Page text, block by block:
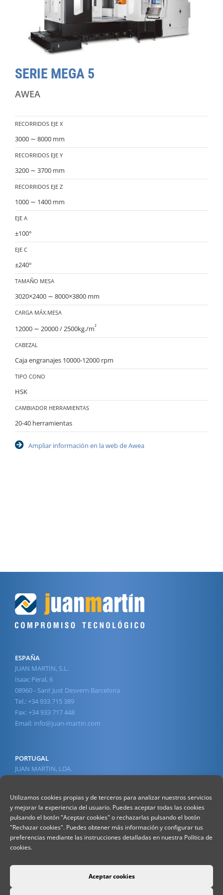
Utilizamos cookies propias y de terceros para analizar nuestros servicios
y mejorar la experiencia del usuario. Puedes aceptar todas las cookies
pulsando el botón "Aceptar cookies" o rechazarlas pulsando el botón
"Rechazar cookies". Puedes obtener más información y configurar tus
preferencias mediante las instrucciones detalladas en nuestra Política de
cookies.
Aceptar cookies
SERIE MEGA 5
AWEA
RECORRIDOS EJE X
3000 ∼ 8000 mm
RECORRIDOS EJE Y
3200 ∼ 3700 mm
RECORRIDOS EJE Z
1000 ∼ 1400 mm
EJE A
±100°
EJE C
±240°
TAMAÑO MESA
3020×2400 ∼ 8000×3800 mm
CARGA MÁX.MESA
12000 ∼ 20000 / 2500kg./m²
CABEZAL
Caja engranajes 10000-12000 rpm
TIPO CONO
HSK
CAMBIADOR HERRAMIENTAS
20-40 herramientas
Ampliar información en la web de Awea
ESPAÑA
JUAN MARTIN, S.L.
Isaac Peral, 6
08960 - Sant Just Desvern Barcelona
Tel.: +34 933 715 389
Fax: +34 933 717 448
Email: info@juan-martin.com
PORTUGAL
JUAN MARTIN, LDA.
Tel.: +351 244 568 610
(Chamada para a rede fixa nacional)
Fax : +351 244 560 578
(Chamada para a rede fixa nacional)
Email: